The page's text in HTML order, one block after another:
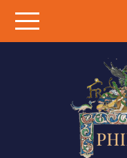
content